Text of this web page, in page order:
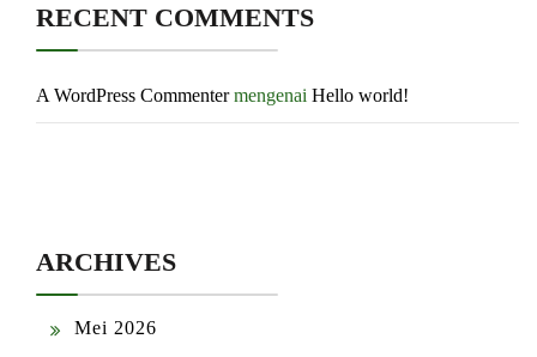
RECENT COMMENTS
A WordPress Commentermengenai Hello world!
ARCHIVES
Mei 2026